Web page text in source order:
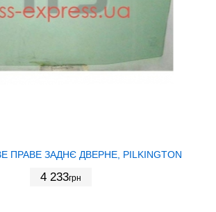
ПРАВЕ ЗАДНЄ ДВЕРНЕ, PILKINGTON
4 233грн